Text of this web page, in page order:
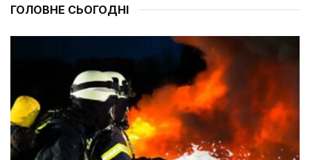
ГОЛОВНЕ СЬОГОДНІ